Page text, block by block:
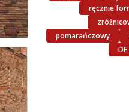
ręcznie
pomarańczowy